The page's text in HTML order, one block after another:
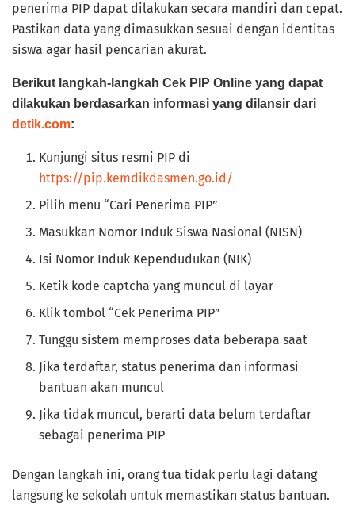
penerima PIP dapat dilakukan secara mandiri dan cepat.
Pastikan data yang dimasukkan sesuai dengan identitas
siswa agar hasil pencarian akurat.
Berikut langkah-langkah Cek PIP Online yang dapat
dilakukan berdasarkan informasi yang dilansir dari
detik.com:
Kunjungi situs resmi PIP di
https://pip.kemdikdasmen.go.id/
Pilih menu “Cari Penerima PIP”
Masukkan Nomor Induk Siswa Nasional (NISN)
Isi Nomor Induk Kependudukan (NIK)
Ketik kode captcha yang muncul di layar
Klik tombol “Cek Penerima PIP”
Tunggu sistem memproses data beberapa saat
Jika terdaftar, status penerima dan informasi
bantuan akan muncul
Jika tidak muncul, berarti data belum terdaftar
sebagai penerima PIP
Dengan langkah ini, orang tua tidak perlu lagi datang
langsung ke sekolah untuk memastikan status bantuan.